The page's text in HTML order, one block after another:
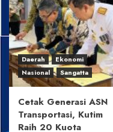
Daerah
Ekonomi
Nasional
Sangatta
Cetak Generasi ASN
Transportasi, Kutim
Raih 20 Kuota